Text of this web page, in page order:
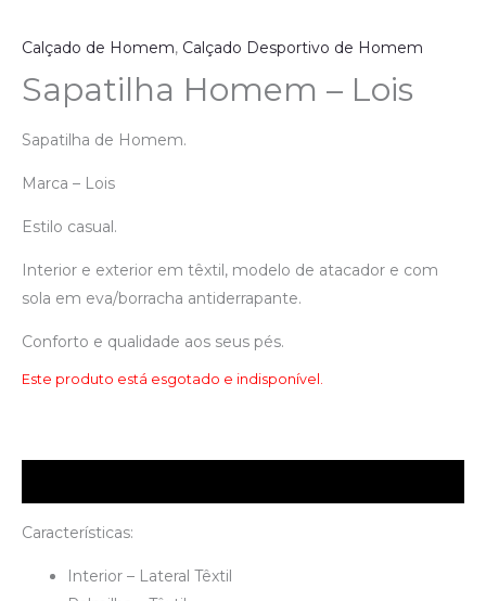
Calçado de Homem, Calçado Desportivo de Homem
Sapatilha Homem – Lois
Sapatilha de Homem.
Marca – Lois
Estilo casual.
Interior e exterior em têxtil, modelo de atacador e com
sola em eva/borracha antiderrapante.
Conforto e qualidade aos seus pés.
Este produto está esgotado e indisponível.
Características:
Interior – Lateral Têxtil